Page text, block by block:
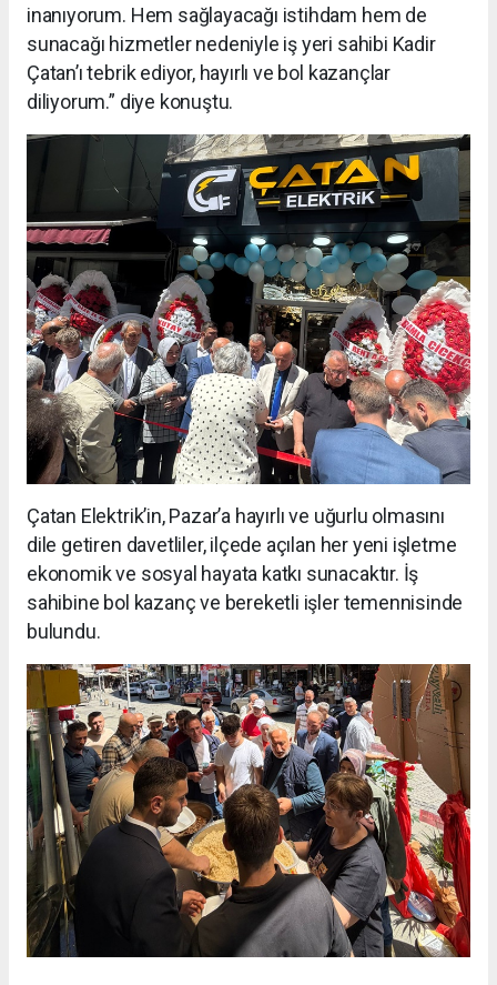
inanıyorum. Hem sağlayacağı istihdam hem de
sunacağı hizmetler nedeniyle iş yeri sahibi Kadir
Çatan’ı tebrik ediyor, hayırlı ve bol kazançlar
diliyorum.” diye konuştu.
Çatan Elektrik’in, Pazar’a hayırlı ve uğurlu olmasını
dile getiren davetliler, ilçede açılan her yeni işletme
ekonomik ve sosyal hayata katkı sunacaktır. İş
sahibine bol kazanç ve bereketli işler temennisinde
bulundu.